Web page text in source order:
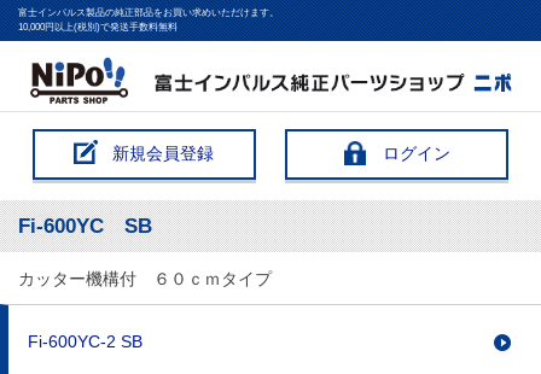
富士インパルス製品の純正部品をお買い求めいただけます。
10,000円以上(税別)で発送手数料無料
新規会員登録 ログイン
Fi-600YC SB
カッター機構付 ６０ｃｍタイプ
Fi-600YC-2 SB